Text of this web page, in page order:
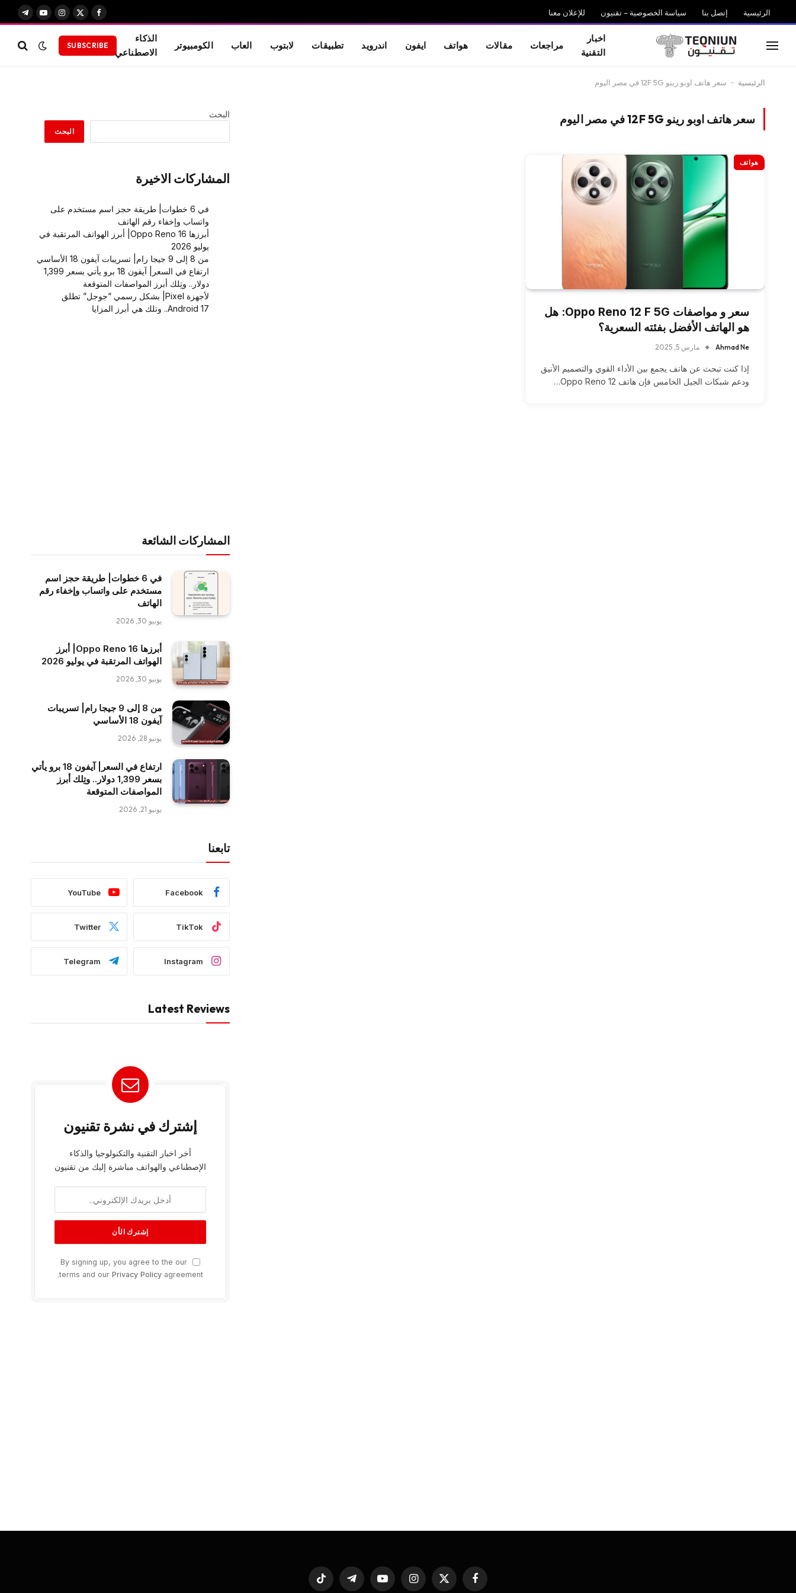
الرئيسية إتصل بنا سياسة الخصوصية – تقنيون للإعلان معنا
فيسبوك
X
الانستغرام
يوتيوبتيلقرام
اخبار
التقنية
مراجعات مقالات هواتف ايفون اندرويد تطبيقات لابتوب العاب الكومبيوتر
الذكاء
الاصطناعي
SUBSCRIBE
الرئيسية - سعر هاتف اوبو رينو 12F 5G في مصر اليوم
سعر هاتف اوبو رينو 12F 5G في مصر اليوم
هواتف
سعر و مواصفات Oppo Reno 12 F 5G: هل
هو الهاتف الأفضل بفئته السعرية؟
Ahmad Ne مارس 5, 2025
إذا كنت تبحث عن هاتف يجمع بين الأداء القوي والتصميم الأنيق
ودعم شبكات الجيل الخامس فإن هاتف Oppo Reno 12…
البحث
البحث
المشاركات الاخيرة
في 6 خطوات| طريقة حجز اسم مستخدم على
واتساب وإخفاء رقم الهاتف
أبرزها Oppo Reno 16| أبرز الهواتف المرتقبة في
يوليو 2026
من 8 إلى 9 جيجا رام| تسريبات آيفون 18 الأساسي
ارتفاع في السعر| آيفون 18 برو يأتي بسعر 1,399
دولار.. وتِلك أبرز المواصفات المتوقعة
لأجهزة Pixel| بشكل رسمي “جوجل” تطلق
Android 17.. وتلك هي أبرز المزايا
المشاركات الشائعة
في 6 خطوات| طريقة حجز اسم
مستخدم على واتساب وإخفاء رقم
الهاتف
يونيو 30, 2026
أبرزها Oppo Reno 16| أبرز
الهواتف المرتقبة في يوليو 2026
يونيو 30, 2026
من 8 إلى 9 جيجا رام| تسريبات
آيفون 18 الأساسي
يونيو 28, 2026
ارتفاع في السعر| آيفون 18 برو يأتي
بسعر 1,399 دولار.. وتِلك أبرز
المواصفات المتوقعة
يونيو 21, 2026
تابعنا
Facebook
YouTube
TikTok
Twitter
Instagram
Telegram
Latest Reviews
إشترك في نشرة تقنيون
أخر اخبار التقنية والتكنولوجيا والذكاء
الإصطناعي والهواتف مباشرة إليك من تقنيون
By signing up, you agree to the our
terms and our Privacy Policy agreement.
فيسبوك
X
الانستغراميوتيوب تيلقرام تيكتوك